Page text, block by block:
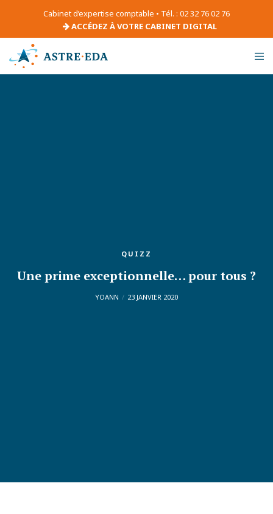
Cabinet d’expertise comptable • Tél. : 02 32 76 02 76
ACCÉDEZ À VOTRE CABINET DIGITAL
QUIZZ
Une prime exceptionnelle… pour tous ?
YOANN 23 JANVIER 2020